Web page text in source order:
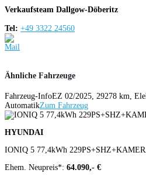
Verkaufsteam Dallgow-Döberitz
Tel: +49 3322 24560
Ähnliche Fahrzeuge
Fahrzeug-InfoEZ 02/2025, 29278 km,
AutomatikZum Fahrzeug
HYUNDAI
IONIQ 5 77,4kWh
Ehem. Neupreis*: 64.090,- €